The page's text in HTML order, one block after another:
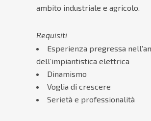
ambito industriale e agricolo.
Requisiti
Esperienza pregressa
dell’impiantistica elettrica
Dinamismo
Voglia di crescere
Serietà e professionalità